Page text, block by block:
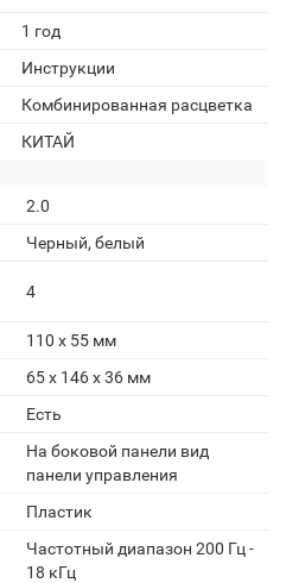
1 год
Инструкции
Комбинированная расцветка
КИТАЙ
2.0
Черный, белый
4
110 x 55 мм
65 x 146 x 36 мм
Есть
На боковой панели вид
панели управления
Пластик
Частотный диапазон 200 Гц -
18 кГц